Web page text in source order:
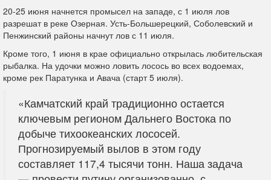
20-25 июня начнется промысел на западе, с 1 июля лов
разрешат в реке Озерная. Усть-Большерецкий, Соболевский и
Пенжинский районы начнут лов с 11 июля.
Кроме того, 1 июня в крае официально открылась любительская
рыбалка. На удочки можно ловить лосось во всех водоемах,
кроме рек Паратунка и Авача (старт 5 июля).
«Камчатский край традиционно остается
ключевым регионом Дальнего Востока по
добыче тихоокеанских лососей.
Прогнозируемый вылов в этом году
составляет 117,4 тысячи тонн. Наша задача